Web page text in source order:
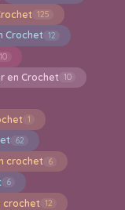
125
Crochet 12
en Crochet 10
1
62
crochet 6
6
crochet 12